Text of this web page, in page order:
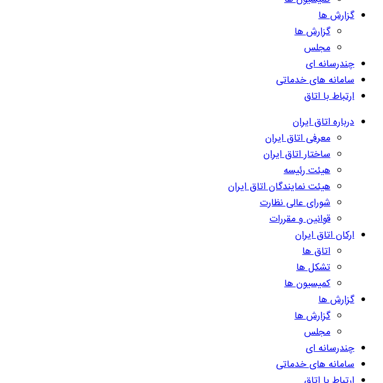
گزارش ها
گزارش ها
مجلس
چندرسانه ای
سامانه های خدماتی
ارتباط با اتاق
درباره اتاق ایران
معرفی اتاق ایران
ساختار اتاق ایران
هیئت رئیسه
هیئت نمایندگان اتاق ایران
شورای عالی نظارت
قوانین و مقررات
ارکان اتاق ایران
اتاق ها
تشکل ها
کمیسیون ها
گزارش ها
گزارش ها
مجلس
چندرسانه ای
سامانه های خدماتی